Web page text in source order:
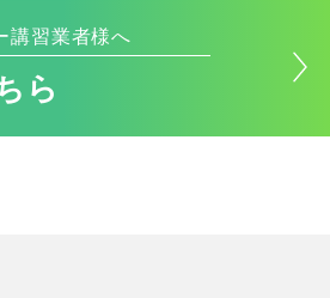
講習業者様へ
ら